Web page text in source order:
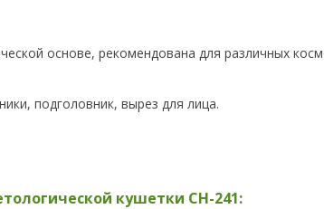
основе, рекомендована для различных
подголовник, вырез для лица.
кушетки CH-241: